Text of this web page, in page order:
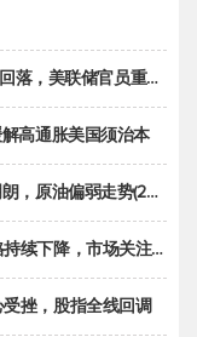
重申鹰派立场推动美元回升
高通胀美国须治本
弱走势(20221128收评)
关注OPEC+新一轮产能政策
挫，股指全线回调